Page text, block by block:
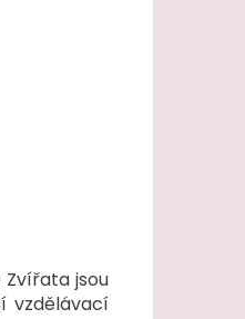
jsou
vzdělávací